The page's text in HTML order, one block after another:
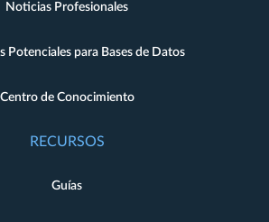
Noticias Profesionales
Potenciales para Bases de Datos
Centro de Conocimiento
RECURSOS
Guías